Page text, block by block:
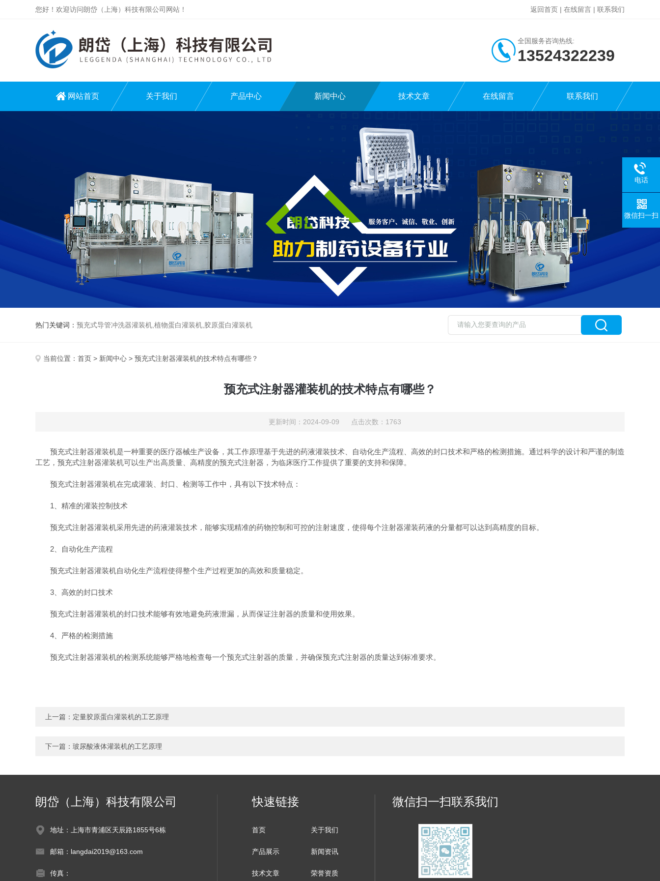
您好！欢迎访问朗岱（上海）科技有限公司网站！ 返回首页 | 在线留言 | 联系我们
全国服务咨询热线:
13524322239
网站首页 关于我们 产品中心 新闻中心 技术文章 在线留言 联系我们
热门关键词： 预充式导管冲洗器灌装机,植物蛋白灌装机,胶原蛋白灌装机
当前位置： 首页 > 新闻中心 > 预充式注射器灌装机的技术特点有哪些？
预充式注射器灌装机的技术特点有哪些？
更新时间：2024-09-09 点击次数：1763
预充式注射器灌装机是一种重要的医疗器械生产设备，其工作原理基于先进的药液灌装技术、自动化生产流程、高效的封口技术和严格的检测措施。通过科学的设计和严谨的制造
工艺，预充式注射器灌装机可以生产出高质量、高精度的预充式注射器，为临床医疗工作提供了重要的支持和保障。
预充式注射器灌装机在完成灌装、封口、检测等工作中，具有以下技术特点：
1、精准的灌装控制技术
预充式注射器灌装机采用先进的药液灌装技术，能够实现精准的药物控制和可控的注射速度，使得每个注射器灌装药液的分量都可以达到高精度的目标。
2、自动化生产流程
预充式注射器灌装机自动化生产流程使得整个生产过程更加的高效和质量稳定。
3、高效的封口技术
预充式注射器灌装机的封口技术能够有效地避免药液泄漏，从而保证注射器的质量和使用效果。
4、严格的检测措施
预充式注射器灌装机的检测系统能够严格地检查每一个预充式注射器的质量，并确保预充式注射器的质量达到标准要求。
上一篇： 定量胶原蛋白灌装机的工艺原理
下一篇： 玻尿酸液体灌装机的工艺原理
朗岱（上海）科技有限公司
地址：上海市青浦区天辰路1855号6栋
邮箱：langdai2019@163.com
传真：
快速链接
首页 关于我们
产品展示 新闻资讯
技术文章 荣誉资质
微信扫一扫联系我们
电话
微信扫一扫